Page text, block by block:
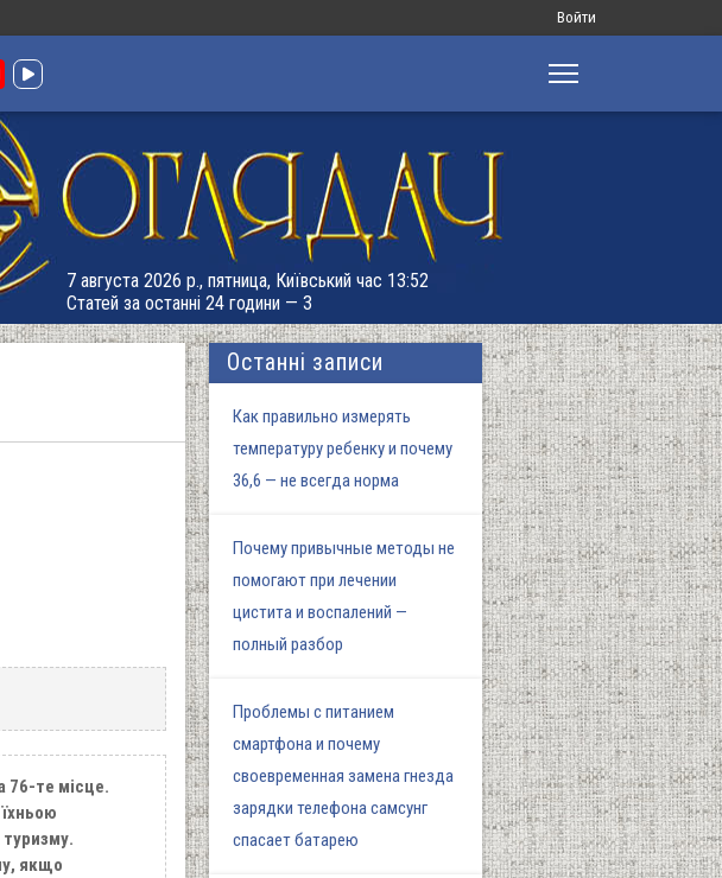
Меню
запису
Войти
7 августа 2026 р., пятница, Київський час 13:52
Статей за останні 24 години — 3
76-те місце.
якщо
Останні записи
Как правильно измерять
температуру ребенку и почему
36,6 — не всегда норма
Почему привычные методы не
помогают при лечении
цистита и воспалений —
полный разбор
Проблемы с питанием
смартфона и почему
своевременная замена гнезда
зарядки телефона самсунг
спасает батарею